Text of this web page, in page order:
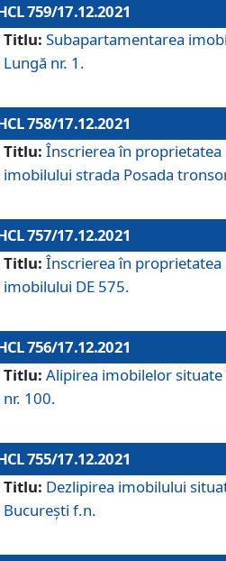
759/17.12.2021
Titlu: Subapartamentarea
Lungă nr. 1.
758/17.12.2021
Titlu: Înscrierea în
imobilului strada Posada
757/17.12.2021
Titlu: Înscrierea în
imobilului DE 575.
756/17.12.2021
Titlu: Alipirea imobilelor
nr. 100.
755/17.12.2021
Titlu: Dezlipirea imobilului
București f.n.